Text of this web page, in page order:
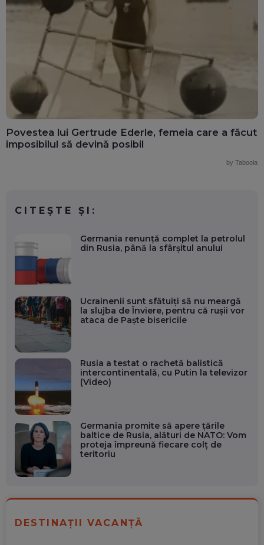
Povestea lui Gertrude Ederle, femeia care a făcut
imposibilul să devină posibil
by Taboola
CITEȘTE ȘI:
Germania renunță complet la petrolul
din Rusia, până la sfârșitul anului
Ucrainenii sunt sfătuiți să nu meargă
la slujba de Înviere, pentru că rușii vor
ataca de Paște bisericile
Rusia a testat o rachetă balistică
intercontinentală, cu Putin la televizor
(Video)
Germania promite să apere țările
baltice de Rusia, alături de NATO: Vom
proteja împreună fiecare colț de
teritoriu
DESTINAȚII VACANȚĂ